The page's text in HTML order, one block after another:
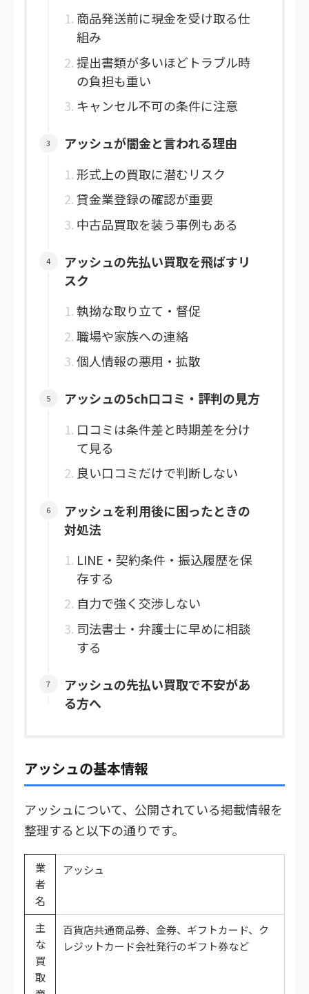
商品発送前に現金を受け取る仕
組み
提出書類が多いほどトラブル時
の負担も重い
キャンセル不可の条件に注意
アッシュが闇金と言われる理由
形式上の買取に潜むリスク
貸金業登録の確認が重要
中古品買取を装う事例もある
アッシュの先払い買取を飛ばすリ
スク
執拗な取り立て・督促
職場や家族への連絡
個人情報の悪用・拡散
アッシュの5ch口コミ・評判の見方
口コミは条件差と時期差を分け
て見る
良い口コミだけで判断しない
アッシュを利用後に困ったときの
対処法
LINE・契約条件・振込履歴を保
存する
自力で強く交渉しない
司法書士・弁護士に早めに相談
する
アッシュの先払い買取で不安があ
る方へ
アッシュの基本情報
アッシュについて、公開されている掲載情報を
整理すると以下の通りです。
業
者
名
アッシュ
主
な
買
取
百貨店共通商品券、金券、ギフトカード、ク
レジットカード会社発行のギフト券など